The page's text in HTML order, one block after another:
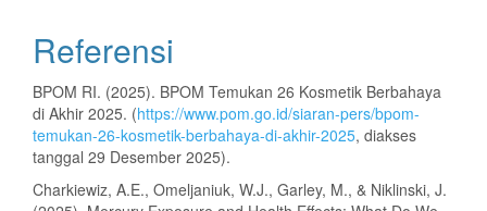
Referensi
BPOM RI. (2025). BPOM Temukan 26 Kosmetik Berbahaya
di Akhir 2025. (https://www.pom.go.id/siaran-pers/bpom-
temukan-26-kosmetik-berbahaya-di-akhir-2025, diakses
tanggal 29 Desember 2025).
Charkiewiz, A.E., Omeljaniuk, W.J., Garley, M., & Niklinski, J.